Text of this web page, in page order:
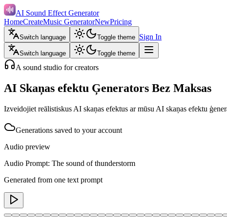
AI Sound Effect Generator
HomeCreateMusic GeneratorNewPricing
Switch language Toggle theme Sign In
Switch language Toggle theme
A sound studio for creators
AI Skaņas efektu Ģenerators Bez Maksas
Izveidojiet reālistiskus AI skaņas efektus ar mūsu AI skaņas efektu
Generations saved to your account
Audio preview
Audio Prompt: The sound of thunderstorm
Generated from one text prompt